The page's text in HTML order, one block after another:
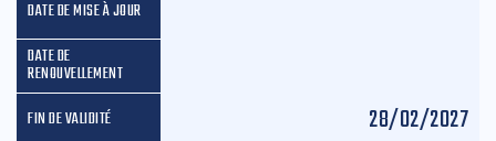
28/02/2027